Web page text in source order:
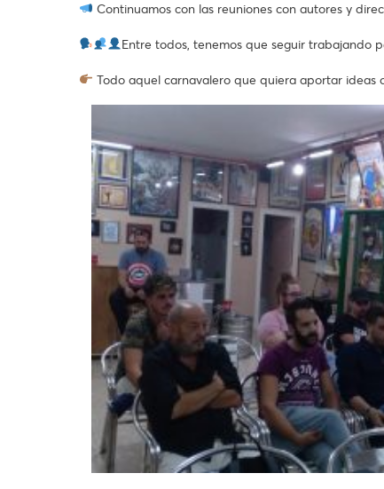
Continuamos con las reuniones con autores y
Entre todos, tenemos que seguir trabajando
Todo aquel carnavalero que quiera aportar ideas